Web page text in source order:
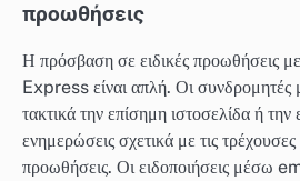
προωθήσεις
Η πρόσβαση σε ειδικές προωθήσεις
Express είναι απλή. Οι συνδρομητές
τακτικά την επίσημη ιστοσελίδα ή
ενημερώσεις σχετικά με τις
προωθήσεις. Οι ειδοποιήσεις μέσω